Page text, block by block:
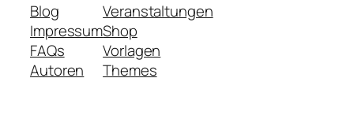
Blog
Impressum
FAQs
Autoren
Veranstaltungen
Shop
Vorlagen
Themes